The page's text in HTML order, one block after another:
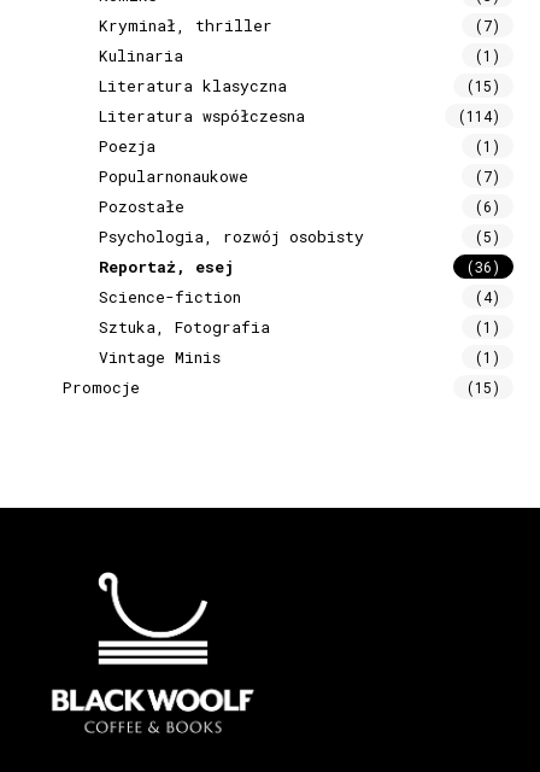
Kryminał, thriller (7)
Kulinaria (1)
Literatura klasyczna (15)
Literatura współczesna (114)
Poezja (1)
Popularnonaukowe (7)
Pozostałe (6)
Psychologia, rozwój osobisty (5)
Reportaż, esej (36)
Science-fiction (4)
Sztuka, Fotografia (1)
Vintage Minis (1)
Promocje (15)